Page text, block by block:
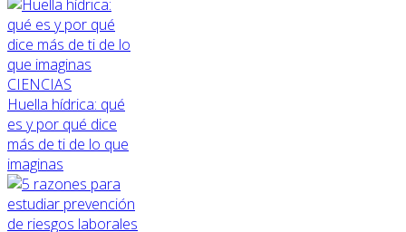
CIENCIAS
Huella hídrica: qué
es y por qué dice
más de ti de lo que
imaginas